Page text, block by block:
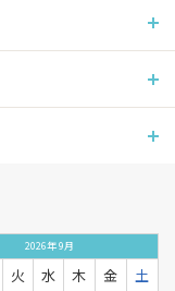
2026年9月
火 水 木 金
土